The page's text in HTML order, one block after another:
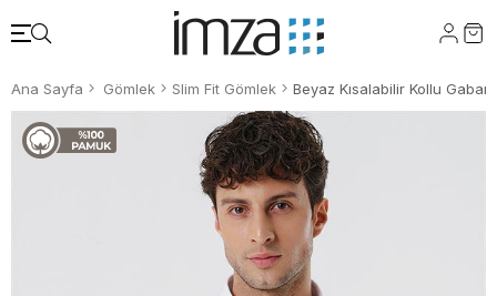
Ana Sayfa Gömlek Slim Fit Gömlek